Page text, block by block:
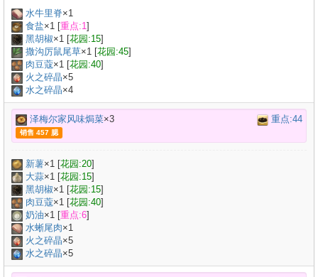
水牛里脊×1
食盐×1 [重点:1]
黑胡椒×1 [花园:15]
撒沟厉鼠尾草×1 [花园:45]
肉豆蔻×1 [花园:40]
火之碎晶×5
水之碎晶×4
泽梅尔家风味焗菜×3 重点:44
销售 457 腮
新薯×1 [花园:20]
大蒜×1 [花园:15]
黑胡椒×1 [花园:15]
肉豆蔻×1 [花园:40]
奶油×1 [重点:6]
水蜥尾肉×1
火之碎晶×5
水之碎晶×5